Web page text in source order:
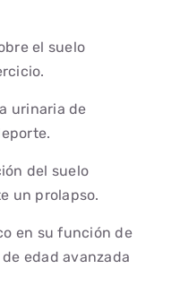
el suelo
urinaria de
del suelo
un prolapso.
en su función de
edad avanzada